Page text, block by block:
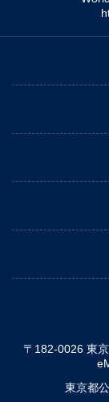
〒182-0026 東
東京都